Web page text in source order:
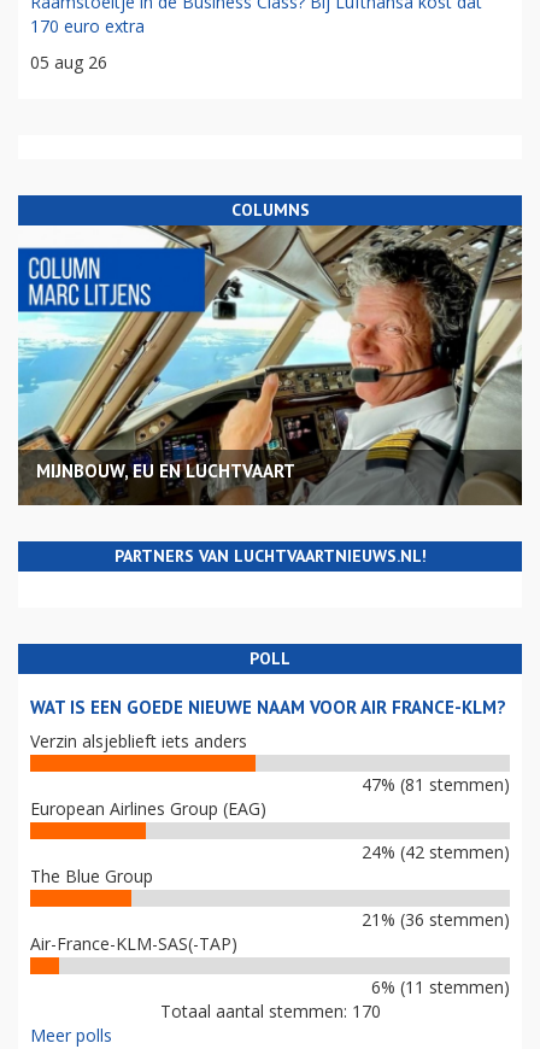
170 euro extra
05 aug 26
COLUMNS
MIJNBOUW, EU EN LUCHTVAART
PARTNERS VAN LUCHTVAARTNIEUWS.NL!
POLL
WAT IS EEN GOEDE NIEUWE NAAM VOOR AIR FRANCE-KLM?
Verzin alsjeblieft iets anders
47% (81 stemmen)
European Airlines Group (EAG)
24% (42 stemmen)
The Blue Group
21% (36 stemmen)
Air-France-KLM-SAS(-TAP)
6% (11 stemmen)
Totaal aantal stemmen: 170
Meer polls